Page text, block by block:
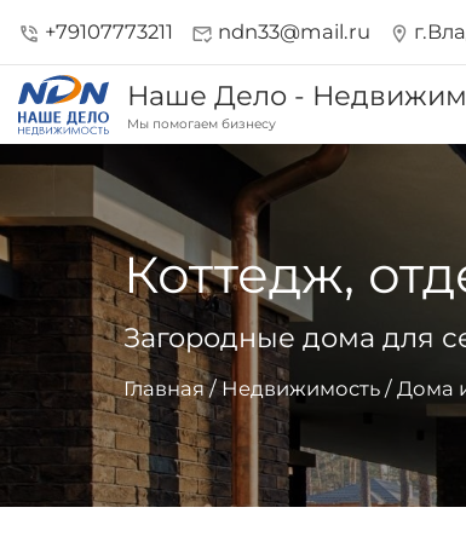
phone_in_talk +79107773211 mark_email_read ndn33@mail.ru location_on
Наше Дело -
Мы помогаем бизнесу
Коттедж,
Загородные дома для
Главная/Недвижимость / Дома